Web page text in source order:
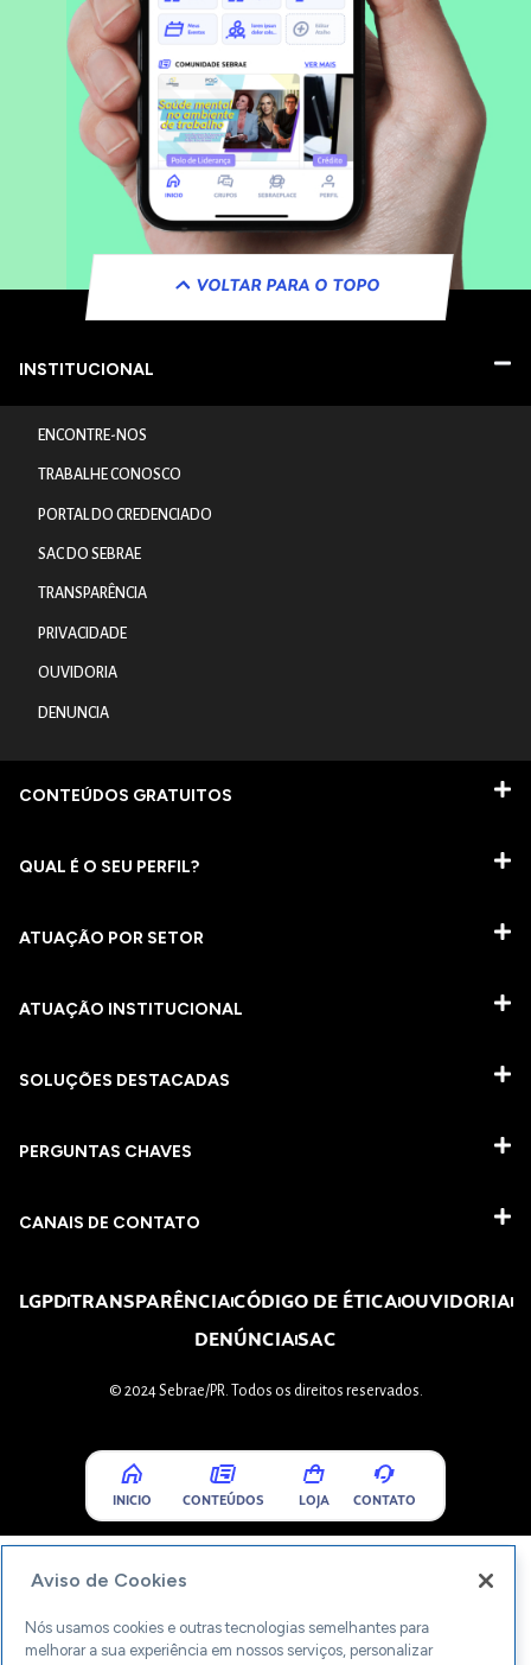
VOLTAR PARA O TOPO
INSTITUCIONAL
ENCONTRE-NOS
TRABALHE CONOSCO
PORTAL DO CREDENCIADO
SAC DO SEBRAE
TRANSPARÊNCIA
PRIVACIDADE
OUVIDORIA
DENUNCIA
CONTEÚDOS GRATUITOS
QUAL É O SEU PERFIL?
ATUAÇÃO POR SETOR
ATUAÇÃO INSTITUCIONAL
SOLUÇÕES DESTACADAS
PERGUNTAS CHAVES​
CANAIS DE CONTATO
LGPDTRANSPARÊNCIACÓDIGO DE ÉTICAOUVIDORIA
DENÚNCIASAC
© 2024 Sebrae/PR. Todos os direitos reservados.
INICIO CONTEÚDOS LOJA CONTATO
Aviso de Cookies
Nós usamos cookies e outras tecnologias semelhantes para
melhorar a sua experiência em nossos serviços, personalizar